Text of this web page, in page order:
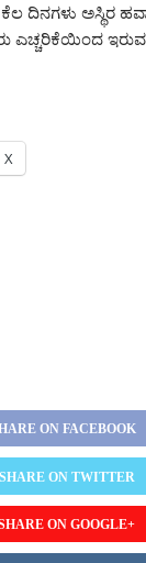
ದಿನಗಳು ಅಸ್ಥಿರ
ಎಚ್ಚರಿಕೆಯಿಂದ
X
ON FACEBOOK
SHARE ON TWITTER
ON GOOGLE+